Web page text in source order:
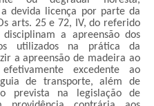
devida licença por parte da
arts. 25 e 72, IV, do referido
a apreensão dos
utilizados na prática da
a apreensão de madeira ao
excedente ao
de transporte, além de
prevista na legislação de